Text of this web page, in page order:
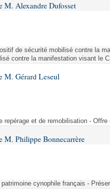
M. Alexandre Dufosset
de sécurité mobilisé contre la
contre la manifestation visant le
M. Gérard Leseul
repérage et de remobilisation -
M. Philippe Bonnecarrère
cynophile français -